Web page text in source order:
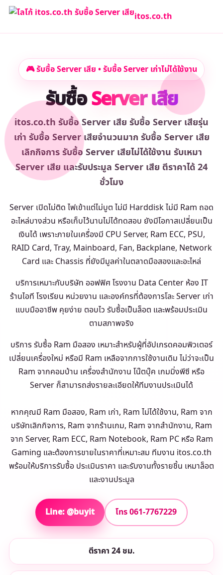
itos.co.th
🎮 รับซื้อ Server เสีย • รับซื้อ Server เก่าไม่ได้ใช้งาน
รับซื้อServer เสีย
itos.co.th รับซื้อ Server เสีย รับซื้อ Server เสียรุ่น
เก่า รับซื้อ Server เสียจำนวนมาก รับซื้อ Server เสีย
เลิกกิจการ รับซื้อ Server เสียไม่ได้ใช้งาน รับเหมา
Server เสีย และรับประมูล Server เสีย ตีราคาได้ 24
ชั่วโมง
Server เปิดไม่ติด ไฟเข้าแต่ไม่บูต ไม่มี Harddisk ไม่มี Ram ถอด
อะไหล่บางส่วน หรือเก็บไว้นานไม่ได้ทดสอบ ยังมีโอกาสเปลี่ยนเป็น
เงินได้ เพราะภายในเครื่องมี CPU Server, Ram ECC, PSU,
RAID Card, Tray, Mainboard, Fan, Backplane, Network
Card และ Chassis ที่ยังมีมูลค่าในตลาดมือสองและอะไหล่
บริการเหมาะกับบริษัท ออฟฟิศ โรงงาน Data Center ห้อง IT
ร้านไอที โรงเรียน หน่วยงาน และองค์กรที่ต้องการโละ Server เก่า
แบบมืออาชีพ คุยง่าย ตอบไว รับซื้อเป็นล็อต และพร้อมประเมิน
ตามสภาพจริง
บริการ รับซื้อ Ram มือสอง เหมาะสำหรับผู้ที่อัปเกรดคอมพิวเตอร์
เปลี่ยนเครื่องใหม่ หรือมี Ram เหลือจากการใช้งานเดิม ไม่ว่าจะเป็น
Ram จากคอมบ้าน เครื่องสำนักงาน โน๊ตบุ๊ค เกมมิ่งพีซี หรือ
Server ก็สามารถส่งรายละเอียดให้ทีมงานประเมินได้
หากคุณมี Ram มือสอง, Ram เก่า, Ram ไม่ได้ใช้งาน, Ram จาก
บริษัทเลิกกิจการ, Ram จากร้านเกม, Ram จากสำนักงาน, Ram
จาก Server, Ram ECC, Ram Notebook, Ram PC หรือ Ram
Gaming และต้องการขายในราคาที่เหมาะสม ทีมงาน itos.co.th
พร้อมให้บริการรับซื้อ ประเมินราคา และรับงานทั้งรายชิ้น เหมาล็อต
และงานประมูล
Line: @buyit โทร 061-7767229
ตีราคา 24 ชม.